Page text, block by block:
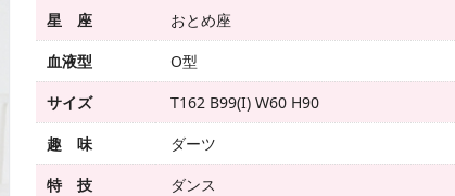
星 座
おとめ座
血液型
O型
サイズ
T162 B99(I) W60 H90
趣 味
ダーツ
特 技
ダンス